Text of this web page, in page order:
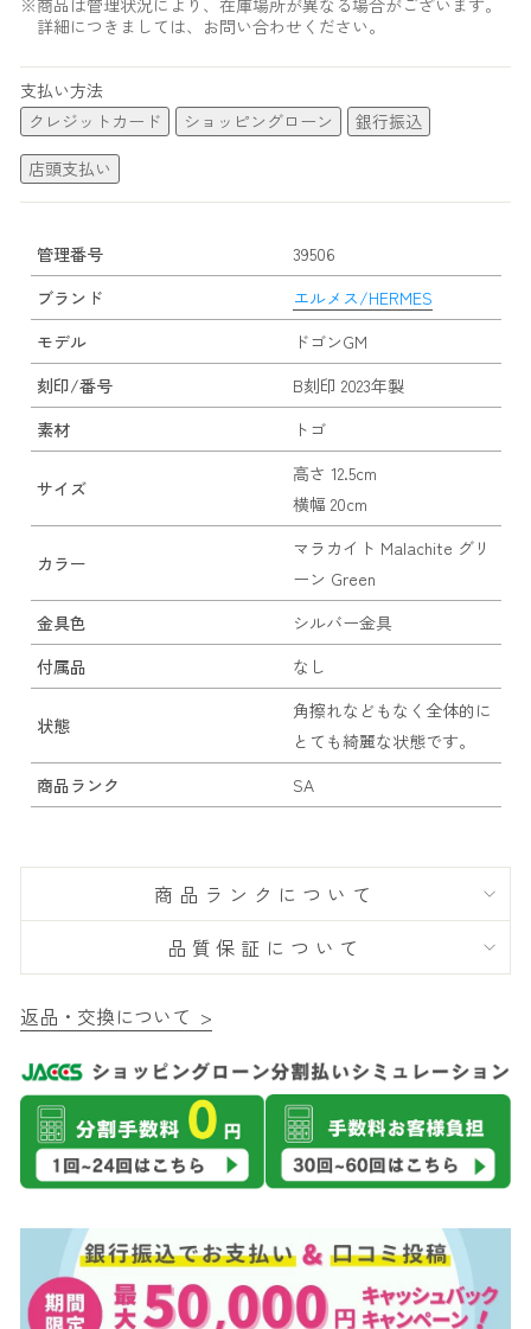
※商品は管理状況により、在庫場所が異なる場合がございます。
詳細につきましては、お問い合わせください。
支払い方法
クレジットカード
ショッピングローン
銀行振込
店頭支払い
管理番号
39506
ブランド
エルメス/HERMES
モデル
ドゴンGM
刻印/番号
B刻印 2023年製
素材
トゴ
サイズ
高さ 12.5cm
横幅 20cm
カラー
マラカイト Malachite グリ
ーン Green
金具色
シルバー金具
付属品
なし
状態
角擦れなどもなく全体的に
とても綺麗な状態です。
商品ランク
SA
商品ランクについて
品質保証について
返品・交換について >